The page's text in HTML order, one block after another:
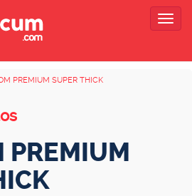
PREMIUM SUPER THICK
PREMIUM